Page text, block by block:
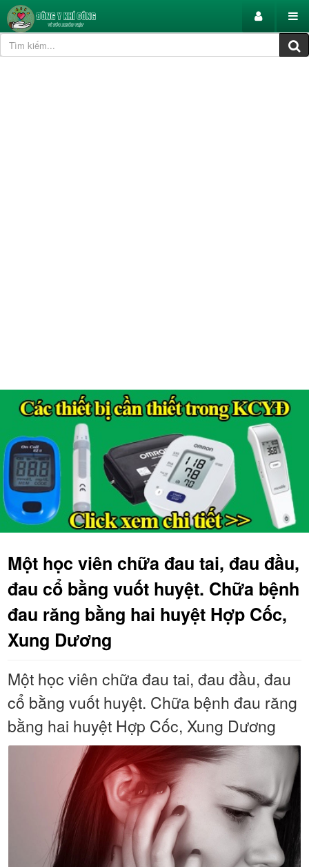
Một học viên chữa đau tai, đau đầu,
đau cổ bằng vuốt huyệt. Chữa bệnh
đau răng bằng hai huyệt Hợp Cốc,
Xung Dương
Một học viên chữa đau tai, đau đầu, đau
cổ bằng vuốt huyệt. Chữa bệnh đau răng
bằng hai huyệt Hợp Cốc, Xung Dương